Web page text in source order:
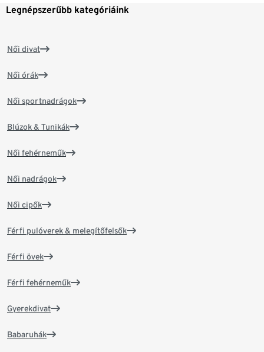
Legnépszerűbb kategóriáink
Női divat
Női órák
Női sportnadrágok
Blúzok & Tunikák
Női fehérneműk
Női nadrágok
Női cipők
Férfi pulóverek & melegítőfelsők
Férfi övek
Férfi fehérneműk
Gyerekdivat
Babaruhák